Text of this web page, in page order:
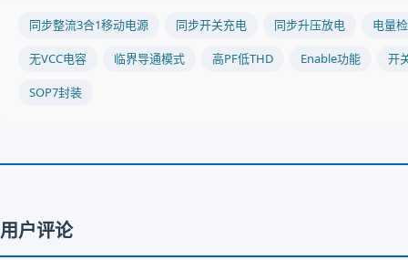
同步整流3合1移动电源 同步开关充电 同步升压放电 电量
无VCC电容 临界导通模式 高PF低THD Enable功能 开
SOP7封装
用户评论